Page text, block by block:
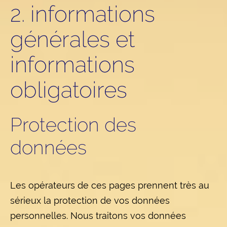
2. informations
générales et
informations
obligatoires
Protection des
données
Les opérateurs de ces pages prennent très au
sérieux la protection de vos données
personnelles. Nous traitons vos données